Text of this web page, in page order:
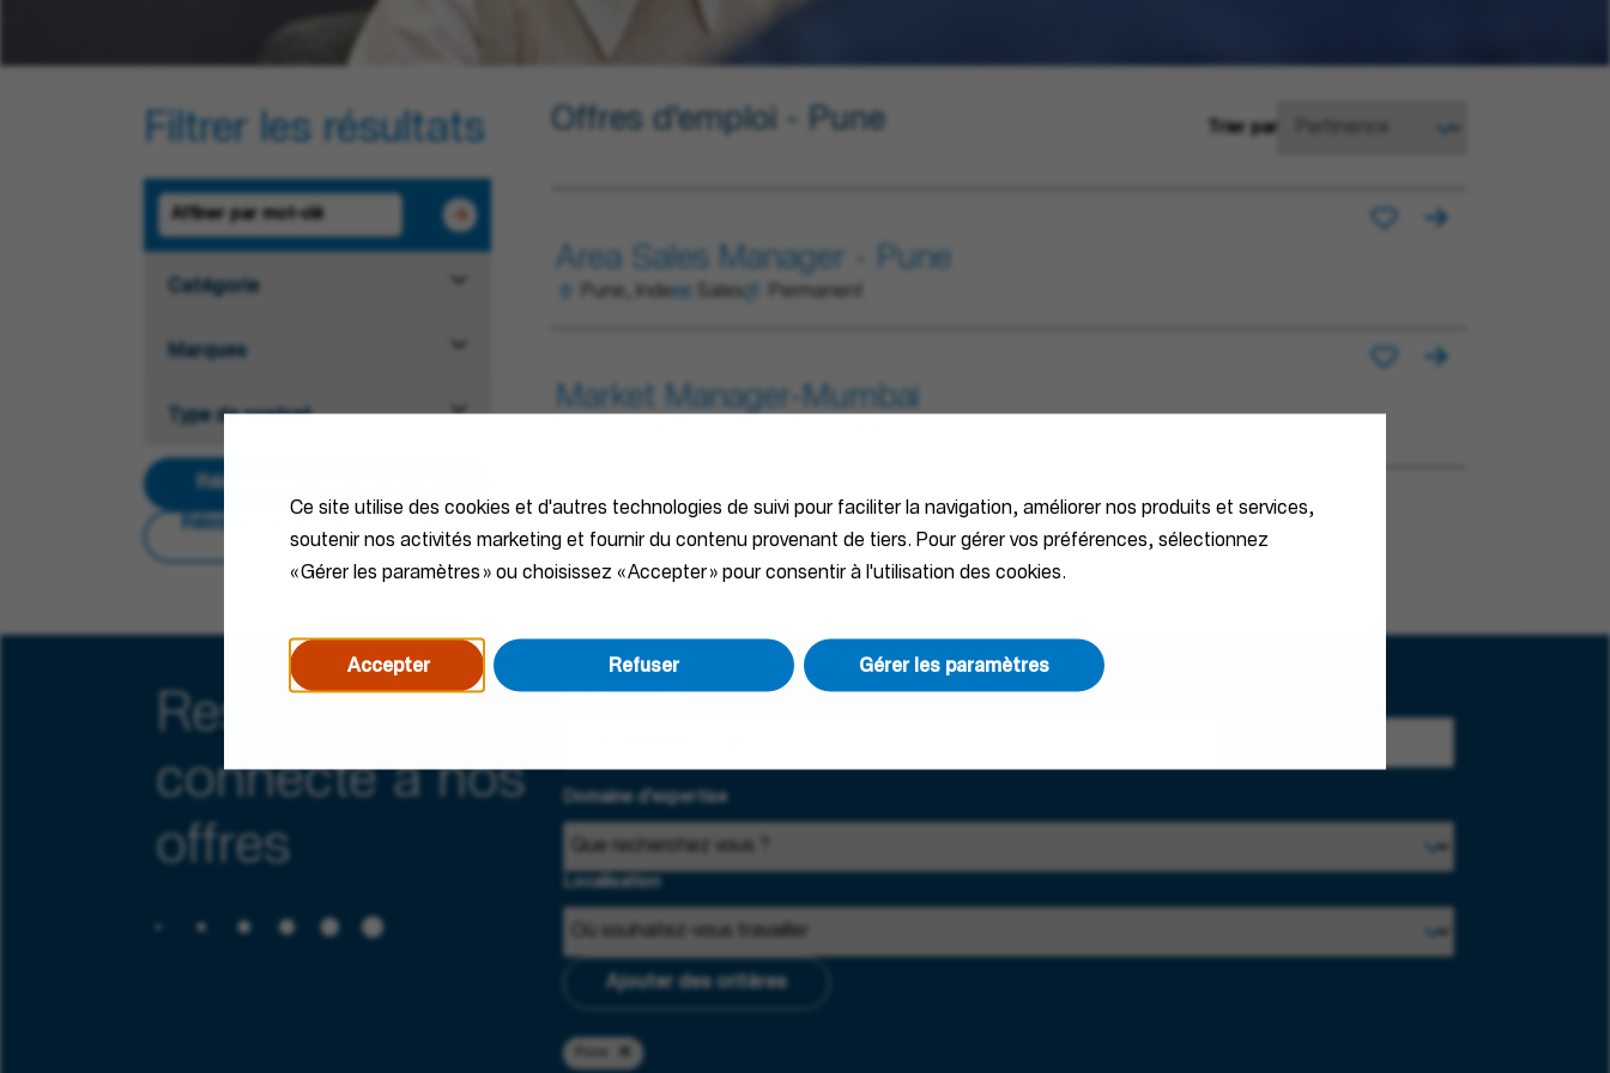
Ce site utilise des cookies et d'autres technologies de suivi pour faciliter la navigation, améliorer nos produits et services,
soutenir nos activités marketing et fournir du contenu provenant de tiers. Pour gérer vos préférences, sélectionnez
« Gérer les paramètres » ou choisissez « Accepter » pour consentir à l'utilisation des cookies.
Accepter Refuser Gérer les paramètres
Filtrer les résultats
Catégorie
Marques
Type de contrat
Réinitialiser tous les filtres
Réinitialiser les résultats de la
recherche
Trier par
Offres d'emploi - Pune
Area Sales Manager - Pune
Pune, Inde Sales Permanent
Market Manager-Mumbai
Restez
connecté à nos
offres
Adresse e-mail
Domaine d'expertise
Localisation
Ajouter des critères